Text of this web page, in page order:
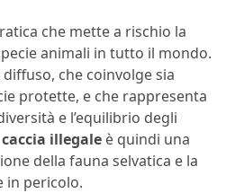
che mette a rischio la
animali in tutto il mondo.
che coinvolge sia
protette, e che rappresenta
e l’equilibrio degli
illegale è quindi una
della fauna selvatica e la
in pericolo.